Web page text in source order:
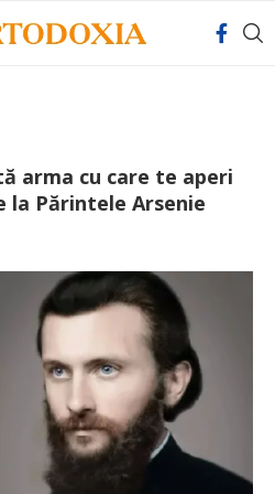
arma cu care te aperi
la Părintele Arsenie